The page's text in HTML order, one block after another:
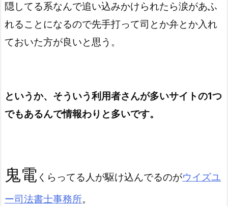
隠してる系なんで追い込みかけられたら涙があふ
れることになるので先手打って司とか弁とか入れ
ておいた方が良いと思う。
というか、そういう利用者さんが多いサイトの1つ
でもあるんで情報わりと多いです。
鬼電 くらってる人が駆け込んでるのがウイズユ
ー司法書士事務所。